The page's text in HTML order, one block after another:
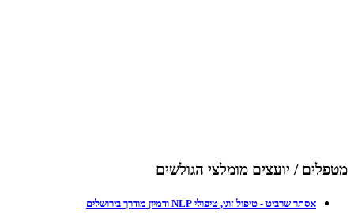
מטפלים / יועצים מומלצי הגולשים
אסתר שרביט - טיפול זוגי, טיפולי NLP ודמיון מודרך בירושלים